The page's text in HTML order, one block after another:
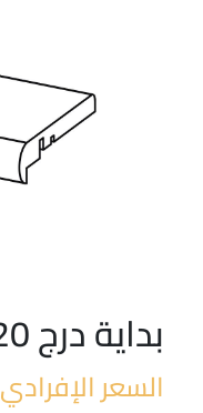
بداية درج N-1820
السعر الإفرادي